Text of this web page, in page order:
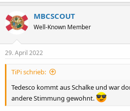
MBCSCOUT
Well-Known Member
29. April 2022
TiPi schrieb:
Tedesco kommt aus Schalke und war
andere Stimmung gewohnt.